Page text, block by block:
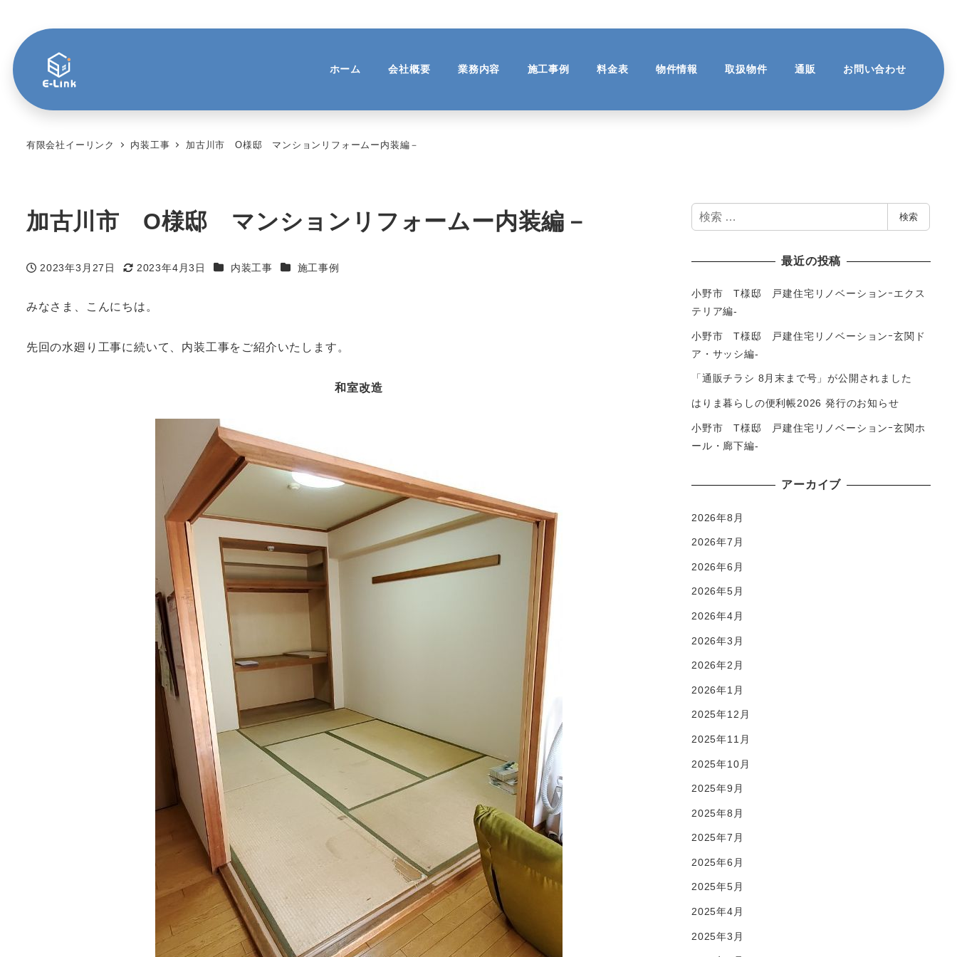
ホーム 会社概要 業務内容 施工事例 料金表 物件情報 取扱物件 通販 お問い合わせ
有限会社イーリンク 内装工事 加古川市 O様邸 マンションリフォームー内装編－
加古川市 O様邸 マンションリフォームー内装編－
投稿日
2023年3月27日
更新日
2023年4月3日 カテゴリー
内装工事 カテゴリー
施工事例
みなさま、こんにちは。
先回の水廻り工事に続いて、内装工事をご紹介いたします。
和室改造
検
索
検索
最近の投稿
小野市 T様邸 戸建住宅リノベーションｰエクス
テリア編-
小野市 T様邸 戸建住宅リノベーションｰ玄関ド
ア・サッシ編-
「通販チラシ 8月末まで号」が公開されました
はりま暮らしの便利帳2026 発行のお知らせ
小野市 T様邸 戸建住宅リノベーションｰ玄関ホ
ール・廊下編-
アーカイブ
2026年8月
2026年7月
2026年6月
2026年5月
2026年4月
2026年3月
2026年2月
2026年1月
2025年12月
2025年11月
2025年10月
2025年9月
2025年8月
2025年7月
2025年6月
2025年5月
2025年4月
2025年3月